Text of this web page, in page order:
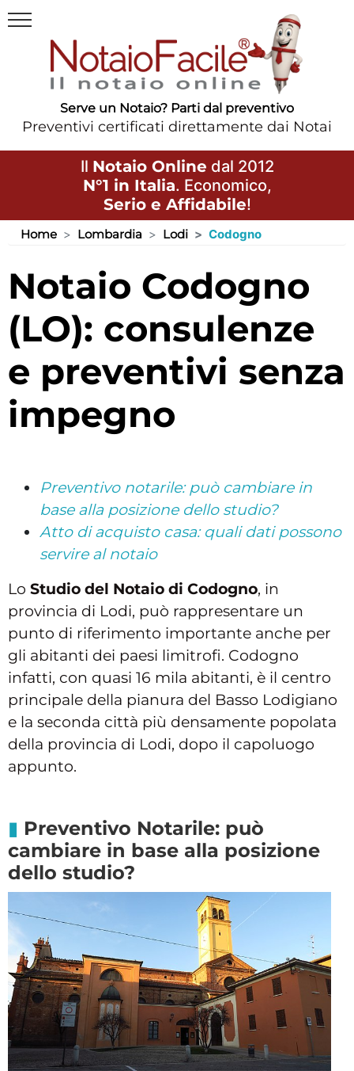
Serve un Notaio? Parti dal preventivo
Preventivi certificati direttamente dai Notai
Il Notaio Online dal 2012
N°1 in Italia. Economico,
Serio e Affidabile!
Home Lombardia Lodi Codogno
Notaio Codogno
(LO): consulenze
e preventivi senza
impegno
Preventivo notarile: può cambiare in
base alla posizione dello studio?
Atto di acquisto casa: quali dati possono
servire al notaio
Lo Studio del Notaio di Codogno, in
provincia di Lodi, può rappresentare un
punto di riferimento importante anche per
gli abitanti dei paesi limitrofi. Codogno
infatti, con quasi 16 mila abitanti, è il centro
principale della pianura del Basso Lodigiano
e la seconda città più densamente popolata
della provincia di Lodi, dopo il capoluogo
appunto.
Preventivo Notarile: può
cambiare in base alla posizione
dello studio?